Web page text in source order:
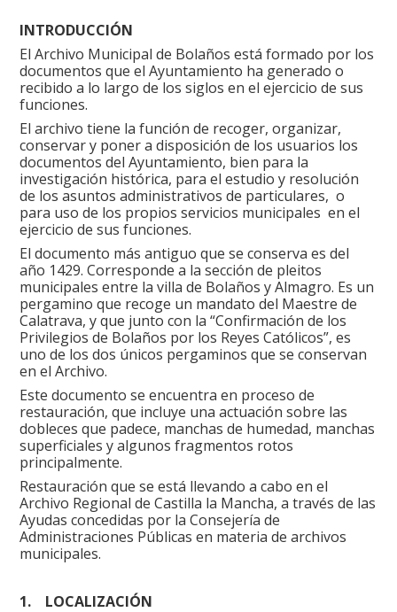
INTRODUCCIÓN
El Archivo Municipal de Bolaños está formado por los
documentos que el Ayuntamiento ha generado o
recibido a lo largo de los siglos en el ejercicio de sus
funciones.
El archivo tiene la función de recoger, organizar,
conservar y poner a disposición de los usuarios los
documentos del Ayuntamiento, bien para la
investigación histórica, para el estudio y resolución
de los asuntos administrativos de particulares, o
para uso de los propios servicios municipales en el
ejercicio de sus funciones.
El documento más antiguo que se conserva es del
año 1429. Corresponde a la sección de pleitos
municipales entre la villa de Bolaños y Almagro. Es un
pergamino que recoge un mandato del Maestre de
Calatrava, y que junto con la “Confirmación de los
Privilegios de Bolaños por los Reyes Católicos”, es
uno de los dos únicos pergaminos que se conservan
en el Archivo.
Este documento se encuentra en proceso de
restauración, que incluye una actuación sobre las
dobleces que padece, manchas de humedad, manchas
superficiales y algunos fragmentos rotos
principalmente.
Restauración que se está llevando a cabo en el
Archivo Regional de Castilla la Mancha, a través de las
Ayudas concedidas por la Consejería de
Administraciones Públicas en materia de archivos
municipales.
1. LOCALIZACIÓN